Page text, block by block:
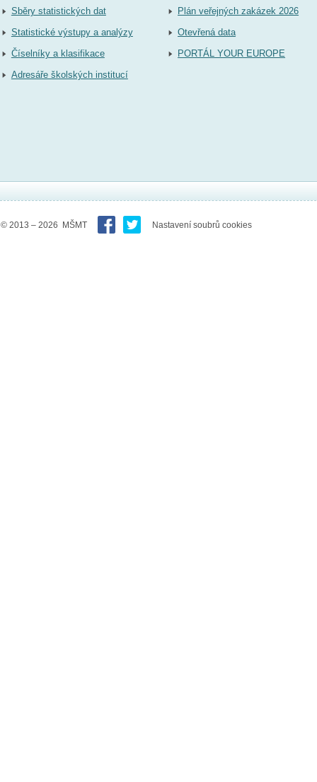
Sběry statistických dat
Statistické výstupy a analýzy
Číselníky a klasifikace
Adresáře školských institucí
Plán veřejných zakázek 2026
Otevřená data
PORTÁL YOUR EUROPE
© 2013 – 2026 MŠMT Nastavení soubrů cookies